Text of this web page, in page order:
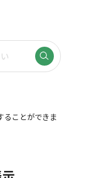
ることができま